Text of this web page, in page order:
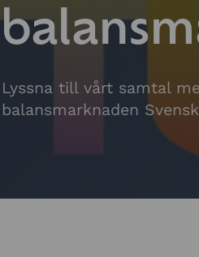
Lyssna till vårt samtal
balansmarknaden